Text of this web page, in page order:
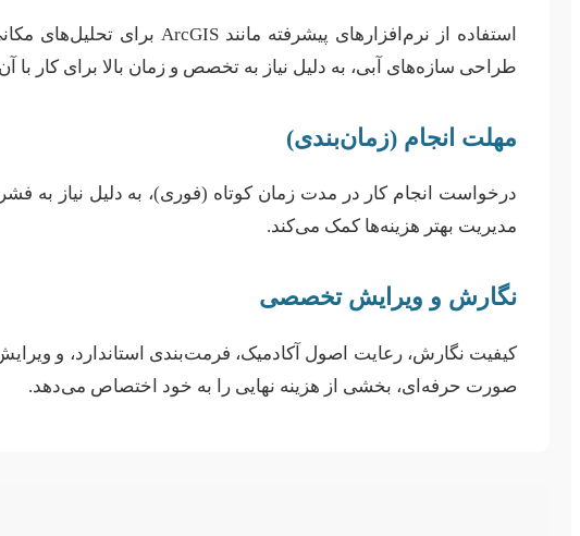
طراحی سازه‌های آبی، به دلیل نیاز به تخصص و زمان بالا برای کار با
مهلت انجام (زمان‌بندی)
درخواست انجام کار در مدت زمان کوتاه (فوری)، به دلیل نیاز به
مدیریت بهتر هزینه‌ها کمک می‌کند.
نگارش و ویرایش تخصصی
کیفیت نگارش، رعایت اصول آکادمیک، فرمت‌بندی استاندارد، و
صورت حرفه‌ای، بخشی از هزینه نهایی را به خود اختصاص می‌دهد.